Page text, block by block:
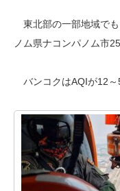
東北部の一部地域で
ノム県ナコンパノム市
バンコクはAQIが12～